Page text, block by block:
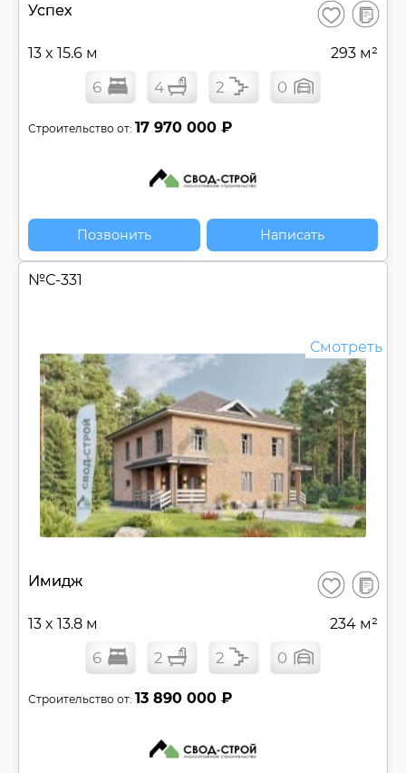
Успех Сохранить
В
13 x 15.6 м 293 м²
6 4 2 0
Строительство от: 17 970 000 ₽
Позвонить Написать
№С-331
Смотреть
Имидж Сохранить
В
13 x 13.8 м 234 м²
6 2 2 0
Строительство от: 13 890 000 ₽